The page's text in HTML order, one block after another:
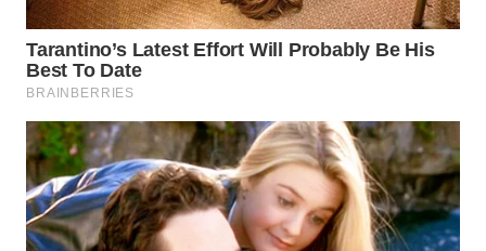
SULUT
WN
MALUKU
WN
MALUT